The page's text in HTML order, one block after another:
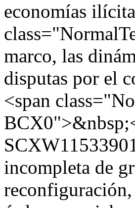
economías
marco, las
disputas por el
<span
incompleta de